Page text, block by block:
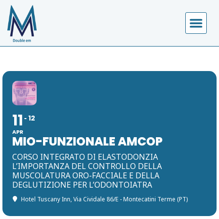
11
APR
12
MIO-FUNZIONALE AMCOP
CORSO INTEGRATO DI ELASTODONZIA
L’IMPORTANZA DEL CONTROLLO DELLA
MUSCOLATURA ORO-FACCIALE E DELLA
DEGLUTIZIONE PER L’ODONTOIATRA
Hotel Tuscany Inn, Via Cividale 86/E - Montecatini Terme (PT)